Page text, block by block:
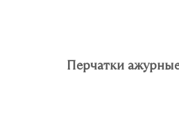
Перчатки